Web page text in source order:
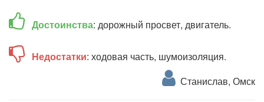
Достоинства: дорожный просвет, двигатель.
Недостатки: ходовая часть, шумоизоляция.
Станислав, Омск